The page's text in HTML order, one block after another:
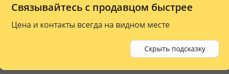
Связывайтесь с продавцом быстрее
Цена и контакты всегда на видном месте
Скрыть подсказку